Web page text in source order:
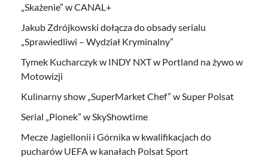
„Skażenie” w CANAL+
Jakub Zdrójkowski dołącza do obsady serialu
„Sprawiedliwi – Wydział Kryminalny”
Tymek Kucharczyk w INDY NXT w Portland na żywo w
Motowizji
Kulinarny show „SuperMarket Chef” w Super Polsat
Serial „Pionek” w SkyShowtime
Mecze Jagiellonii i Górnika w kwalifikacjach do
pucharów UEFA w kanałach Polsat Sport